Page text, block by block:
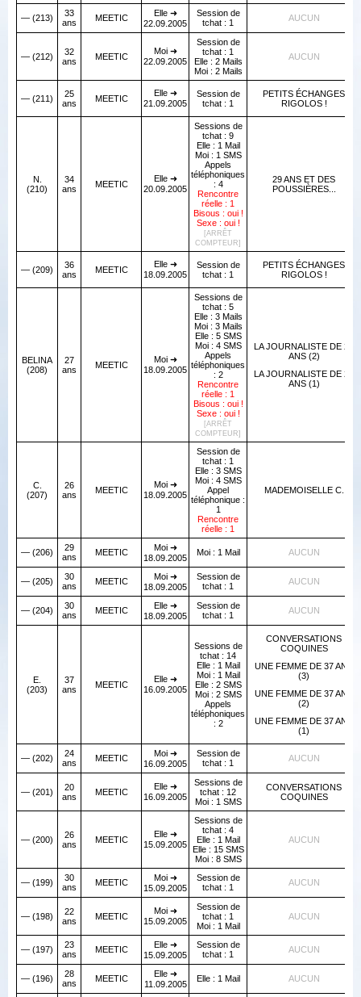
— (213)
33
ans
MEETIC
Elle ➜
22.09.2005
Session de
tchat : 1
AUCUN
— (212)
32
ans
MEETIC
Moi ➜
22.09.2005
Session de
tchat : 1
Elle : 2 Mails
Moi : 2 Mails
AUCUN
— (211)
25
ans
MEETIC
Elle ➜
21.09.2005
Session de
tchat : 1
PETITS ÉCHANGES
RIGOLOS !
N.
(210)
34
ans
MEETIC
Elle ➜
20.09.2005
Sessions de
tchat : 9
Elle : 1 Mail
Moi : 1 SMS
Appels
téléphoniques
: 4
Rencontre
réelle : 1
Bisous : oui !
Sexe : oui !
[ARRÊT
COMPTEUR]
29 ANS ET DES
POUSSIÈRES...
— (209)
36
ans
MEETIC
Elle ➜
18.09.2005
Session de
tchat : 1
PETITS ÉCHANGES
RIGOLOS !
BELINA
(208)
27
ans
MEETIC
Moi ➜
18.09.2005
Sessions de
tchat : 5
Elle : 3 Mails
Moi : 3 Mails
Elle : 5 SMS
Moi : 4 SMS
Appels
téléphoniques
: 2
Rencontre
réelle : 1
Bisous : oui !
Sexe : oui !
[ARRÊT
COMPTEUR]
LA JOURNALISTE DE 27
ANS (2)
LA JOURNALISTE DE 27
ANS (1)
C.
(207)
26
ans
MEETIC
Moi ➜
18.09.2005
Session de
tchat : 1
Elle : 3 SMS
Moi : 4 SMS
Appel
téléphonique :
1
Rencontre
réelle : 1
MADEMOISELLE C.
— (206)
29
ans
MEETIC
Moi ➜
18.09.2005
Moi : 1 Mail AUCUN
— (205)
30
ans
MEETIC
Moi ➜
18.09.2005
Session de
tchat : 1
AUCUN
— (204)
30
ans
MEETIC
Elle ➜
18.09.2005
Session de
tchat : 1
AUCUN
E.
(203)
37
ans
MEETIC
Elle ➜
16.09.2005
Sessions de
tchat : 14
Elle : 1 Mail
Moi : 1 Mail
Elle : 2 SMS
Moi : 2 SMS
Appels
téléphoniques
: 2
CONVERSATIONS
COQUINES
UNE FEMME DE 37 ANS
(3)
UNE FEMME DE 37 ANS
(2)
UNE FEMME DE 37 ANS
(1)
— (202)
24
ans
MEETIC
Moi ➜
16.09.2005
Session de
tchat : 1
AUCUN
— (201)
20
ans
MEETIC
Elle ➜
16.09.2005
Sessions de
tchat : 12
Moi : 1 SMS
CONVERSATIONS
COQUINES
— (200)
26
ans
MEETIC
Elle ➜
15.09.2005
Sessions de
tchat : 4
Elle : 1 Mail
Elle : 15 SMS
Moi : 8 SMS
AUCUN
— (199)
30
ans
MEETIC
Moi ➜
15.09.2005
Session de
tchat : 1
AUCUN
— (198)
22
ans
MEETIC
Moi ➜
15.09.2005
Session de
tchat : 1
Moi : 1 Mail
AUCUN
— (197)
23
ans
MEETIC
Elle ➜
15.09.2005
Session de
tchat : 1
AUCUN
— (196)
28
ans
MEETIC
Elle ➜
11.09.2005
Elle : 1 Mail AUCUN